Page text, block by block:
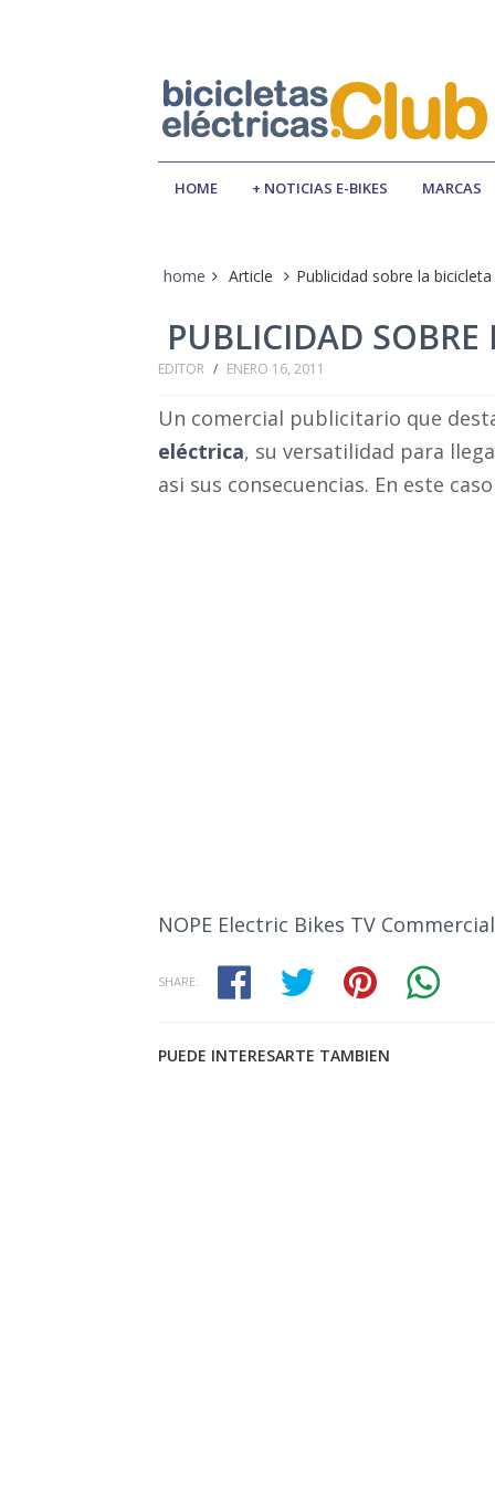
HOME + NOTICIAS E-BIKES MARCAS
home Article Publicidad sobre la
PUBLICIDAD SOBRE
EDITOR / ENERO 16, 2011
Un comercial publicitario que
eléctrica, su versatilidad para
asi sus consecuencias. En este
NOPE Electric Bikes TV Commercial
SHARE:
PUEDE INTERESARTE TAMBIEN